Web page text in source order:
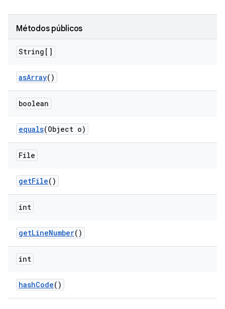
Métodos públicos
String[]
asArray()
boolean
equals(Object o)
File
getFile()
int
getLineNumber()
int
hashCode()